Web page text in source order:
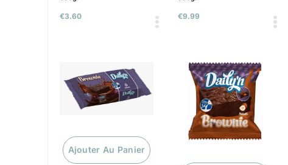
€3.60 €9.99
Ajouter Au Panier